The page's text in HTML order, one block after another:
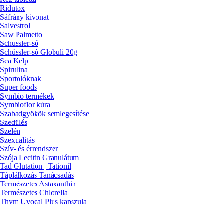
Ridutox
Sáfrány kivonat
Salvestrol
Saw Palmetto
Schüssler-só
Schüssler-só Globuli 20g
Sea Kelp
Spirulina
Sportolóknak
Super foods
Symbio termékek
Symbioflor kúra
Szabadgyökök semlegesítése
Szedülés
Szelén
Szexualitás
Szív- és érrendszer
Szója Lecitin Granulátum
Tad Glutation | Tationil
Táplálkozás Tanácsadás
Természetes Astaxanthin
Természetes Chlorella
Thym Uvocal Plus kapszula